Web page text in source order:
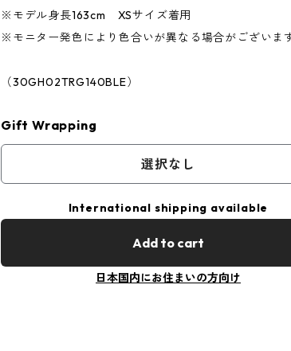
※モデル身長163cm XSサイズ着用
※モニター発色により色合いが異なる場合がございま
（30GH02TRG140BLE）
Gift Wrapping
選択なし
International shipping available
Add to cart
日本国内にお住まいの方向け